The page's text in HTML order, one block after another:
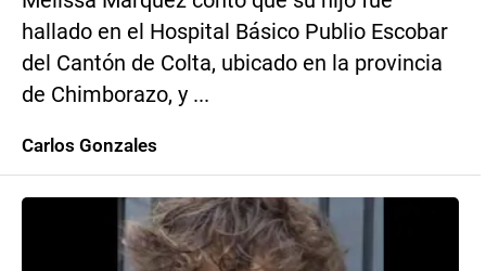
hallado en el Hospital Básico Publio Escobar
del Cantón de Colta, ubicado en la provincia
de Chimborazo, y ...
Carlos Gonzales